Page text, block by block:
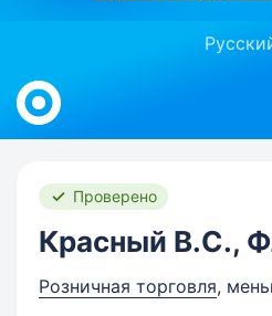
Work.ua
Проверено
Красный В.С.,
Розничная торговля,